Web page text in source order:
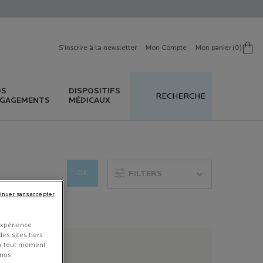
S’inscrire à la newsletter Mon Compte Mon panier 0
0 produit in cart
DISPOSITIFS
MÉDICAUX
RECHERCHE
OK FILTERS
sites tiers
tout moment
sans accepter